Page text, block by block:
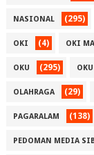
NASIONAL (295)
OKI (4) OKI
OKU (295)
OLAHRAGA (29)
PAGARALAM (138)
PEDOMAN MEDIA